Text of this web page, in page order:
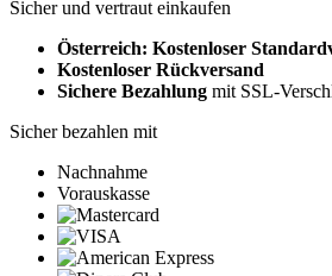
Sicher und vertraut einkaufen
Österreich: Kostenloser
Kostenloser Rückversand
Sichere Bezahlung mit SSL-
Sicher bezahlen mit
Nachnahme
Vorauskasse